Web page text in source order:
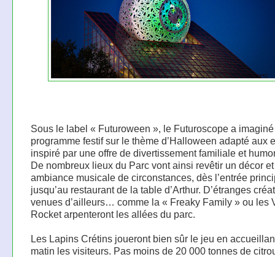
Sous le label « Futuroween », le Futuroscope a
programme festif sur le thème d’Halloween adapté aux
inspiré par une offre de divertissement familiale et
De nombreux lieux du Parc vont ainsi revêtir un décor
ambiance musicale de circonstances, dès l’entrée
jusqu’au restaurant de la table d’Arthur. D’étranges
venues d’ailleurs… comme la « Freaky Family » ou les
Rocket arpenteront les allées du parc.
Les Lapins Crétins joueront bien sûr le jeu en
matin les visiteurs. Pas moins de 20 000 tonnes de